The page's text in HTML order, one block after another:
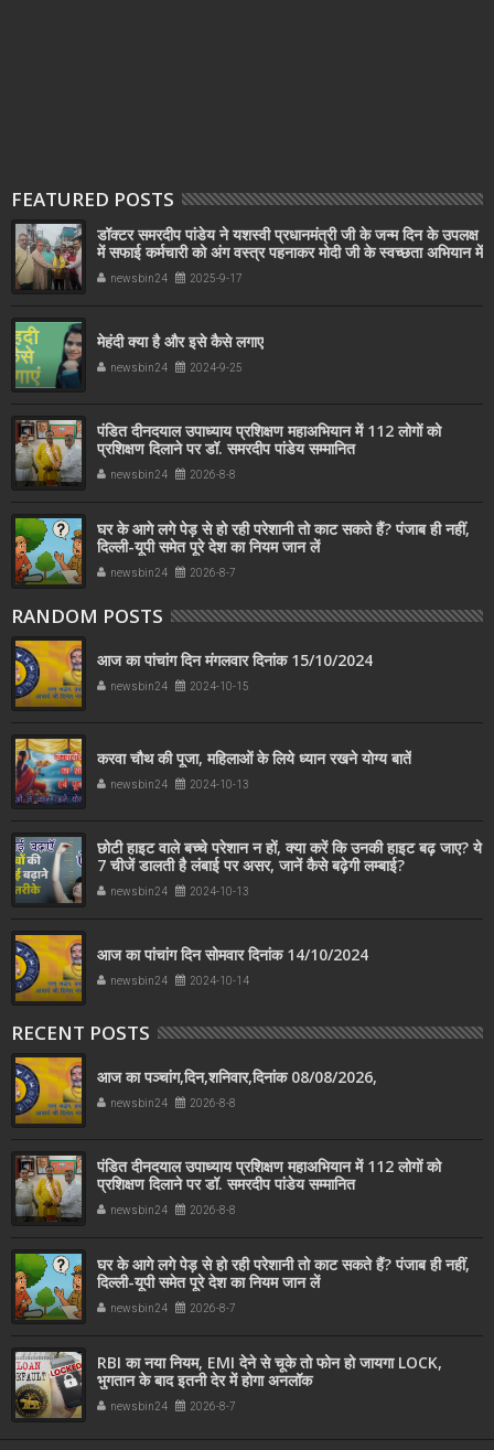
FEATURED POSTS
डॉक्टर समरदीप पांडेय ने यशस्वी प्रधानमंत्री जी के जन्म दिन के उपलक्ष
में सफाई कर्मचारी को अंग वस्त्र पहनाकर मोदी जी के स्वच्छता अभियान में
सहयोग किया
newsbin24 2025-9-17
मेहंदी क्या है और इसे कैसे लगाए
newsbin24 2024-9-25
पंडित दीनदयाल उपाध्याय प्रशिक्षण महाअभियान में 112 लोगों को
प्रशिक्षण दिलाने पर डॉ. समरदीप पांडेय सम्मानित
newsbin24 2026-8-8
घर के आगे लगे पेड़ से हो रही परेशानी तो काट सकते हैं? पंजाब ही नहीं,
दिल्‍ली-यूपी समेत पूरे देश का नियम जान लें
newsbin24 2026-8-7
RANDOM POSTS
आज का पांचांग दिन मंगलवार दिनांक 15/10/2024
newsbin24 2024-10-15
करवा चौथ की पूजा, महिलाओं के लिये ध्यान रखने योग्य बातें
newsbin24 2024-10-13
छोटी हाइट वाले बच्चे परेशान न हों, क्या करें कि उनकी हाइट बढ़ जाए? ये
7 चीजें डालती है लंबाई पर असर, जानें कैसे बढ़ेगी लम्बाई?
newsbin24 2024-10-13
आज का पांचांग दिन सोमवार दिनांक 14/10/2024
newsbin24 2024-10-14
RECENT POSTS
आज का पञ्चांग,दिन,शनिवार,दिनांक 08/08/2026,
newsbin24 2026-8-8
पंडित दीनदयाल उपाध्याय प्रशिक्षण महाअभियान में 112 लोगों को
प्रशिक्षण दिलाने पर डॉ. समरदीप पांडेय सम्मानित
newsbin24 2026-8-8
घर के आगे लगे पेड़ से हो रही परेशानी तो काट सकते हैं? पंजाब ही नहीं,
दिल्‍ली-यूपी समेत पूरे देश का नियम जान लें
newsbin24 2026-8-7
RBI का नया नियम, EMI देने से चूके तो फोन हो जायगा LOCK,
भुगतान के बाद इतनी देर में होगा अनलॉक
newsbin24 2026-8-7